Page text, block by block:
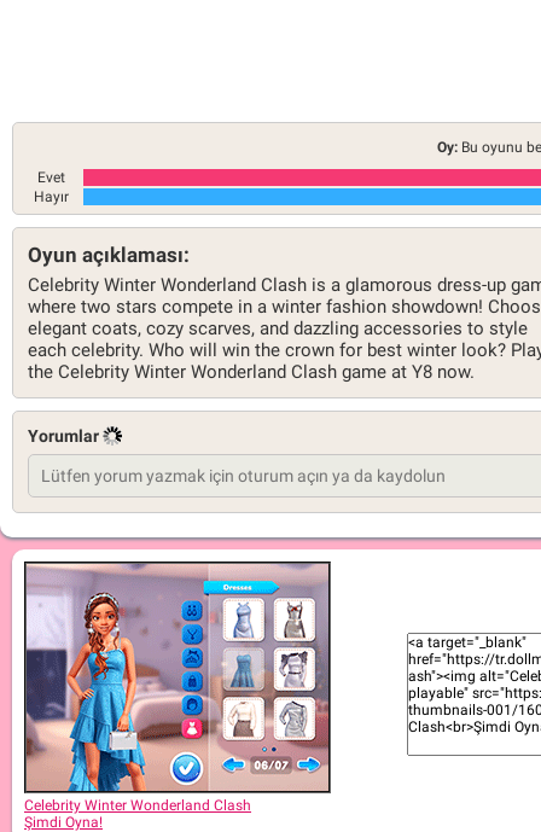
Oy: Bu oyunu
Evet
Hayır
Oyun açıklaması:
Celebrity Winter Wonderland Clash is a glamorous dress-up
where two stars compete in a winter fashion showdown!
elegant coats, cozy scarves, and dazzling accessories to style
each celebrity. Who will win the crown for best winter look?
the Celebrity Winter Wonderland Clash game at Y8 now.
Yorumlar
Celebrity Winter Wonderland Clash
Şimdi Oyna!